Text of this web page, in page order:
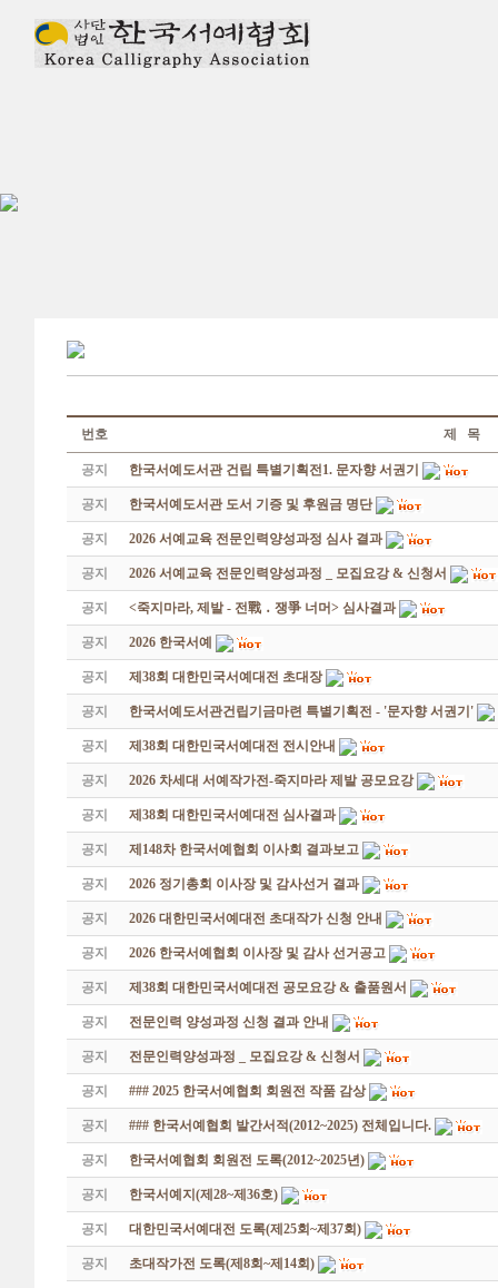
번호 제 목
공지 한국서예도서관 건립 특별기획전1. 문자향 서권기
공지 한국서예도서관 도서 기증 및 후원금 명단
공지 2026 서예교육 전문인력양성과정 심사 결과
공지 2026 서예교육 전문인력양성과정 _ 모집요강 & 신청서
공지 <죽지마라, 제발 - 전戰 ․ 쟁爭 너머> 심사결과
공지 2026 한국서예
공지 제38회 대한민국서예대전 초대장
공지 한국서예도서관건립기금마련 특별기획전 - '문자향 서권기'
공지 제38회 대한민국서예대전 전시안내
공지 2026 차세대 서예작가전-죽지마라 제발 공모요강
공지 제38회 대한민국서예대전 심사결과
공지 제148차 한국서예협회 이사회 결과보고
공지 2026 정기총회 이사장 및 감사선거 결과
공지 2026 대한민국서예대전 초대작가 신청 안내
공지 2026 한국서예협회 이사장 및 감사 선거공고
공지 제38회 대한민국서예대전 공모요강 & 출품원서
공지 전문인력 양성과정 신청 결과 안내
공지 전문인력양성과정 _ 모집요강 & 신청서
공지 ### 2025 한국서예협회 회원전 작품 감상
공지 ### 한국서예협회 발간서적(2012~2025) 전체입니다.
공지 한국서예협회 회원전 도록(2012~2025년)
공지 한국서예지(제28~제36호)
공지 대한민국서예대전 도록(제25회~제37회)
공지 초대작가전 도록(제8회~제14회)